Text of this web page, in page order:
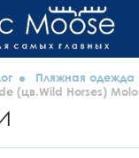
Пляжная одежда
(цв.Wild Horses) Molo